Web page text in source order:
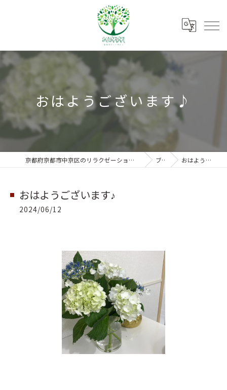
おはようございます♪
京都府京都市中京区のリラクゼーションなら朱雀ボディーサロンKIRARA ブログ おはようございます♪
おはようございます♪
2024/06/12